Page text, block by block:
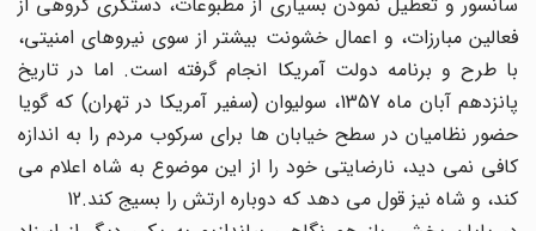
فعالین مبارزات، و اعمال خشونت بیشتر از سوی نیروهای امنیتی،
با طرح و برنامه دولت آمریکا انجام گرفته است. اما در تاریخ
پانزدهم آبان ماه 1357، سولیوان (سفیر آمریکا در تهران) که گویا
حضور نظامیان در سطح خیابان ها برای سرکوب مردم را به اندازه
کافی نمی دید، نارضایتی خود را از این موضوع به شاه اعلام می
کند، و شاه نیز قول می دهد که دوباره ارتش را بسیج کند.12